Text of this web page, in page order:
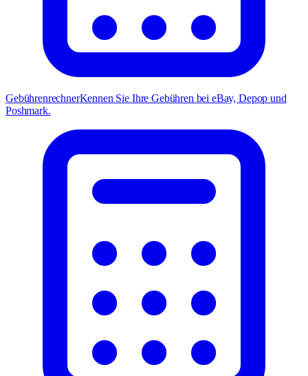
GebührenrechnerKennen Sie Ihre Gebühren bei eBay, Depop und
Poshmark.